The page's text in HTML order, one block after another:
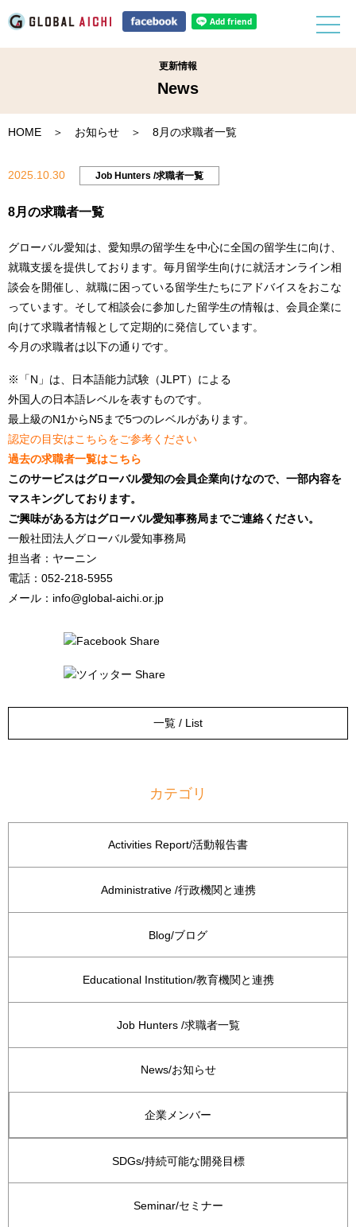
更新情報
News
HOME ＞ お知らせ ＞ 8月の求職者一覧
2025.10.30 Job Hunters /求職者一覧
8月の求職者一覧
グローバル愛知は、愛知県の留学生を中心に全国の留学生に向け、
就職支援を提供しております。毎月留学生向けに就活オンライン相
談会を開催し、就職に困っている留学生たちにアドバイスをおこな
っています。そして相談会に参加した留学生の情報は、会員企業に
向けて求職者情報として定期的に発信しています。
今月の求職者は以下の通りです。
※「N」は、日本語能力試験（JLPT）による
外国人の日本語レベルを表すものです。
最上級のN1からN5まで5つのレベルがあります。
認定の目安はこちらをご参考ください
過去の求職者一覧はこちら
このサービスはグローバル愛知の会員企業向けなので、一部内容を
マスキングしております。
ご興味がある方はグローバル愛知事務局までご連絡ください。
一般社団法人グローバル愛知事務局
担当者：ヤーニン
電話：052-218-5955
メール：info@global-aichi.or.jp
一覧 / List
カテゴリ
Activities Report/活動報告書
Administrative /行政機関と連携
Blog/ブログ
Educational Institution/教育機関と連携
Job Hunters /求職者一覧
News/お知らせ
企業メンバー
SDGs/持続可能な開発目標
Seminar/セミナー